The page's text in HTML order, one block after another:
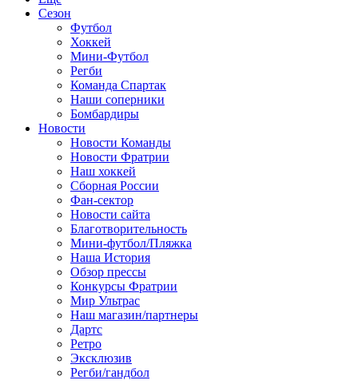
Сезон
Футбол
Хоккей
Мини-Футбол
Регби
Команда Спартак
Наши соперники
Бомбардиры
Новости
Новости Команды
Новости Фратрии
Наш хоккей
Сборная России
Фан-cектор
Новости сайта
Благотворительность
Мини-футбол/Пляжка
Наша История
Обзор прессы
Конкурсы Фратрии
Мир Ультрас
Наш магазин/партнеры
Дартс
Ретро
Эксклюзив
Регби/гандбол